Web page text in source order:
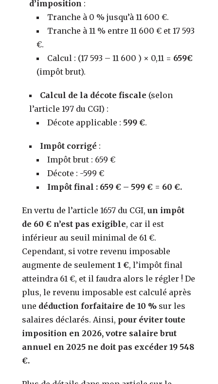
d’imposition :
Tranche à 0 % jusqu’à 11 600 €.
Tranche à 11 % entre 11 600 € et 17 593
€.
Calcul : (17 593 – 11 600 ) × 0,11 = 659€
(impôt brut).
Calcul de la décote fiscale (selon
l’article 197 du CGI) :
Décote applicable : 599 €.
Impôt corrigé :
Impôt brut : 659 €
Décote : -599 €
Impôt final : 659 € – 599 € = 60 €.
En vertu de l’article 1657 du CGI,un impôt
de 60 € n’est pas exigible, car il est
inférieur au seuil minimal de 61 €.
Cependant, si votre revenu imposable
augmente de seulement1 €, l’impôt final
atteindra 61 €, et il faudra alors le régler ! De
plus, le revenu imposable est calculé après
une déduction forfaitaire de 10 % sur les
salaires déclarés. Ainsi, pour éviter toute
imposition en 2026, votre salaire brut
annuel en 2025 ne doit pas excéder 19 548
€.